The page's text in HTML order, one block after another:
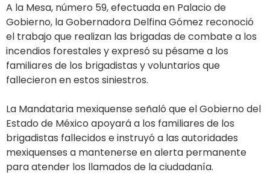
A la Mesa, número 59, efectuada en Palacio de
Gobierno, la Gobernadora Delfina Gómez reconoció
el trabajo que realizan las brigadas de combate a los
incendios forestales y expresó su pésame a los
familiares de los brigadistas y voluntarios que
fallecieron en estos siniestros.
La Mandataria mexiquense señaló que el Gobierno del
Estado de México apoyará a los familiares de los
brigadistas fallecidos e instruyó a las autoridades
mexiquenses a mantenerse en alerta permanente
para atender los llamados de la ciudadanía.